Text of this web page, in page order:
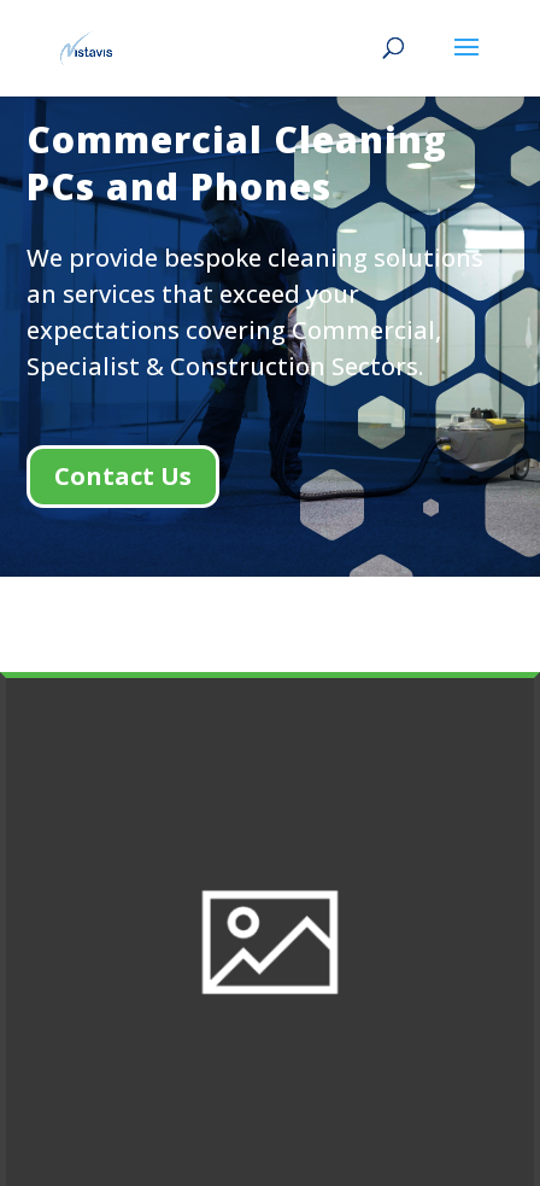
Commercial Cleaning
PCs and Phones
We provide bespoke cleaning solutions
an services that exceed your
expectations covering Commercial,
Specialist & Construction Sectors.
Contact Us